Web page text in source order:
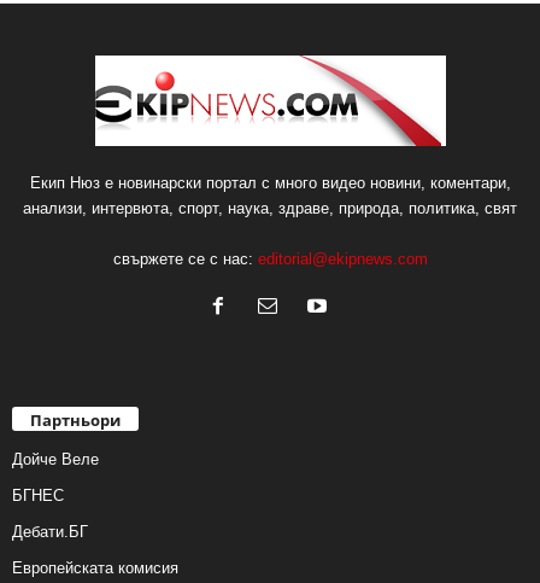
Екип Нюз е новинарски портал с много видео новини, коментари,
анализи, интервюта, спорт, наука, здраве, природа, политика, свят
свържете се с нас: editorial@ekipnews.com
Партньори
Дойче Веле
БГНЕС
Дебати.БГ
Европейската комисия